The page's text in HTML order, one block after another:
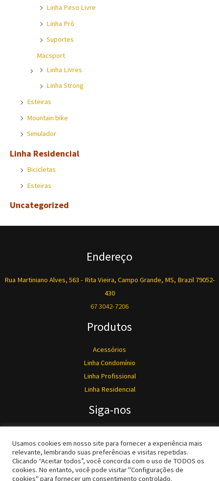
Linha Peso Livre
Linha Pró
Suportes
Macsport
Linha Livres
Linha Strong
Esteiras
Mountain bike
Simulador
Linha Residencial
Bicicletas
Esteiras
Uncategorized
Endereço
Rua Martiniano Alves, 563 - Rita Vieira, Campo Grande, MS, Brazil 79052-
430
67 3042-7206
Produtos
Acessórios
Linha Condomínio
Linha Profissional
Linha Residencial
Siga-nos
Usamos cookies em nosso site para fornecer a experiência mais
relevante, lembrando suas preferências e visitas repetidas.
Clicando “Aceitar todos”, você concorda com o uso de TODOS os
cookies. No entanto, você pode visitar "Configurações de
cookies" para fornecer um consentimento controlado.